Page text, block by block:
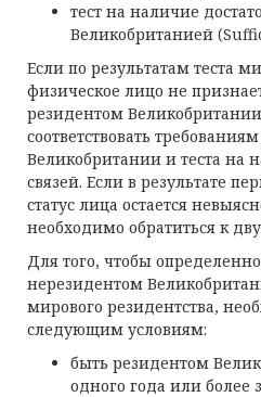
тест на наличие
Великобританией
Если по результатам теста
физическое лицо не
резидентом
соответствовать
Великобритании и теста на
связей. Если в результате
статус лица остается
необходимо обратиться к
Для того, чтобы определенно
нерезидентом
мирового резидентства,
следующим условиям:
быть резидентом
одного года или более